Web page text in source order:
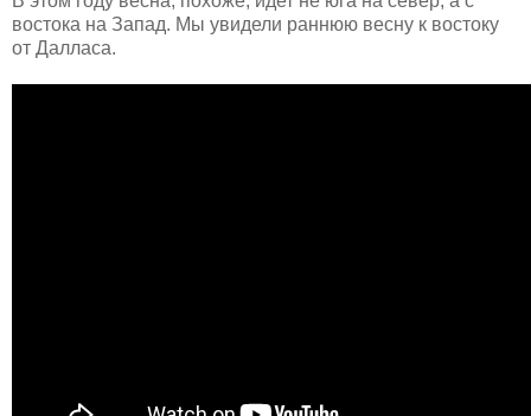
востока на Запад. Мы увидели раннюю весну к востоку
от Далласа.